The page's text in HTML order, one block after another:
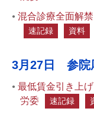
混合診療全面解
速記録 資料
3月27日 参院
最低賃金引き上
労委
速記録